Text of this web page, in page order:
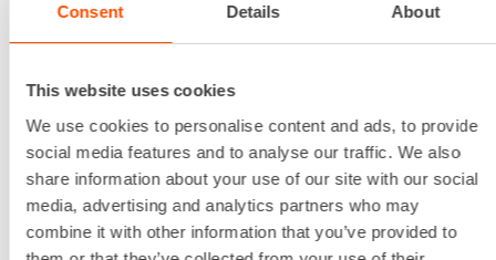
Consent Details About
This website uses cookies
We use cookies to personalise content and ads, to provide
social media features and to analyse our traffic. We also
share information about your use of our site with our social
media, advertising and analytics partners who may
combine it with other information that you’ve provided to
18 V
Vääntövoima
Pituus
172 mm
Leveys
79 mm
Korkeus
261 mm
Lataa lisää